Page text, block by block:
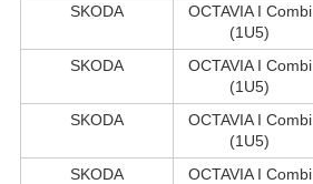
SKODA
OCTAVIA I Combi
(1U5)
SKODA
OCTAVIA I Combi
(1U5)
SKODA
OCTAVIA I Combi
(1U5)
SKODA
OCTAVIA I Combi